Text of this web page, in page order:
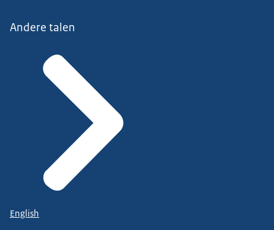
Andere talen
English